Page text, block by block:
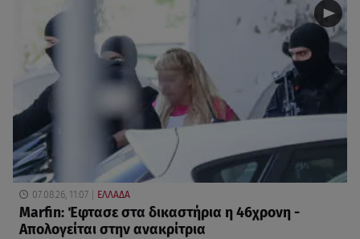
07.08.26, 11:07 ΕΛΛΑΔΑ
Marfin: Έφτασε στα δικαστήρια η 46χρονη -
Απολογείται στην ανακρίτρια